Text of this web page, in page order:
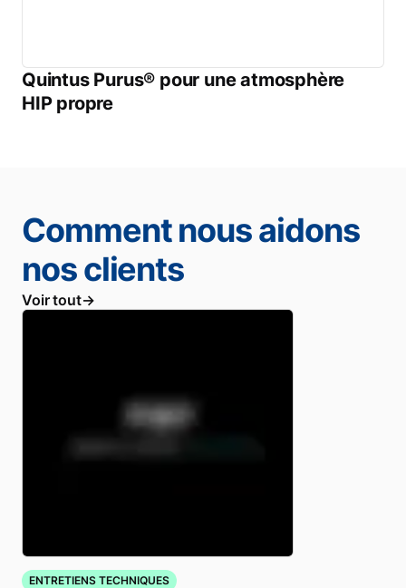
Quintus Purus® pour une atmosphère
HIP propre
Comment nous aidons
nos clients
Voir tout
ENTRETIENS TECHNIQUES